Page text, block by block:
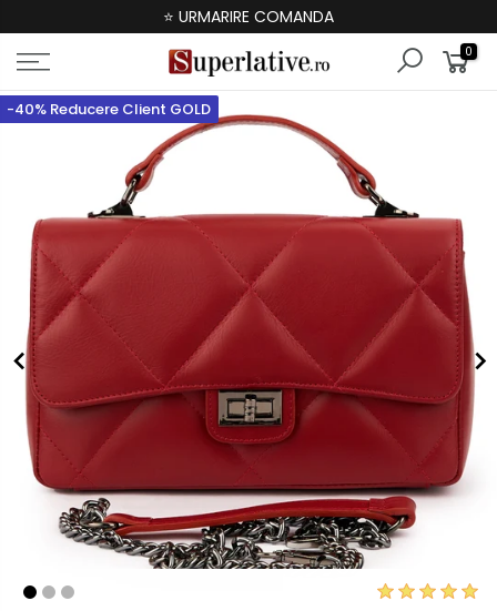
⭐ URMARIRE COMANDA
0
-40% Reducere Client GOLD